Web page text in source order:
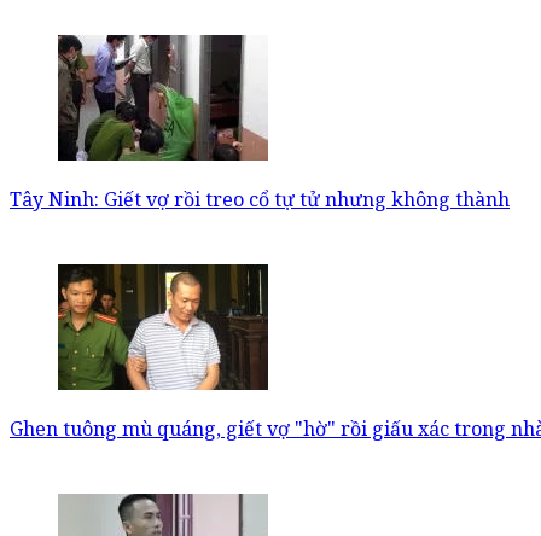
Tây Ninh: Giết vợ rồi treo cổ tự tử nhưng không thành
Ghen tuông mù quáng, giết vợ "hờ" rồi giấu xác trong